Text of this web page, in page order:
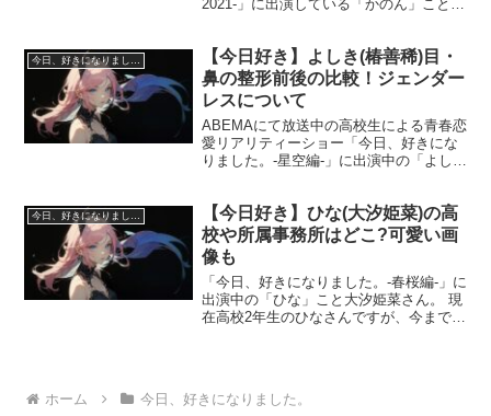
2021-」に出演している「かのん」こと比
回は比屋根香音(かのん)さんの高校や所属
事務...
【今日好き】よしき(椿善稀)目・
鼻の整形前後の比較！ジェンダー
レスについて
ABEMAにて放送中の高校生による青春恋
愛リアリティーショー「今日、好きにな
りました。-星空編-」に出演中の「よし
ね。 今回は椿善稀さんが整形されている
ということで、整...
今日、好きになりました。
【今日好き】ひな(大汐姫菜)の高
校や所属事務所はどこ?可愛い画
像も
「今日、好きになりました。-春桜編-」に
出演中の「ひな」こと大汐姫菜さん。 現
在高校2年生のひなさんですが、今までに
ホーム 今日、好きになりました。